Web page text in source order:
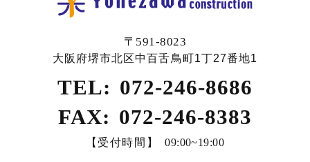
〒591-8023
大阪府堺市北区中百舌鳥町1丁27番地1
TEL: 072-246-8686
FAX: 072-246-8383
【受付時間】 09:00~19:00